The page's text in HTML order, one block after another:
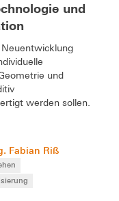
und
Neuentwicklung
und
werden sollen.
Fabian Riß